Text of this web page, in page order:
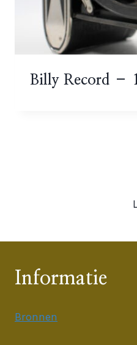
Billy Record –
Informatie
Bronnen